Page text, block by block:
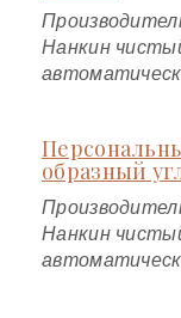
Нанкин
образный
Нанкин